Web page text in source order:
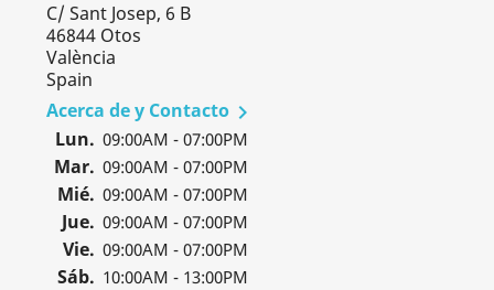
C/ Sant Josep, 6 B
46844 Otos
València
Spain
Acerca de y Contacto 
Lun. 09:00AM - 07:00PM
Mar. 09:00AM - 07:00PM
Mié. 09:00AM - 07:00PM
Jue. 09:00AM - 07:00PM
Vie. 09:00AM - 07:00PM
Sáb. 10:00AM - 13:00PM